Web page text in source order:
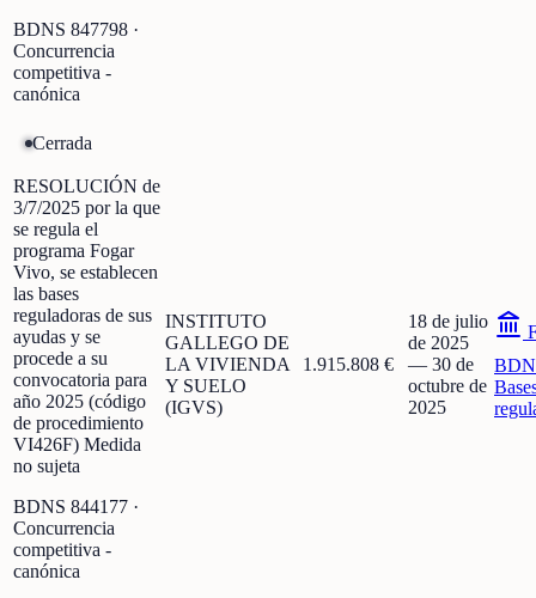
BDNS 847798 ·
Concurrencia
competitiva -
canónica
Cerrada
RESOLUCIÓN de
3/7/2025 por la que
se regula el
programa Fogar
Vivo, se establecen
las bases
reguladoras de sus
ayudas y se
procede a su
convocatoria para
año 2025 (código
de procedimiento
VI426F) Medida
no sujeta
BDNS 844177 ·
Concurrencia
competitiva -
canónica
INSTITUTO
GALLEGO DE
LA VIVIENDA
Y SUELO
(IGVS)
1.915.808 €
18 de julio
de 2025
— 30 de
octubre de
2025